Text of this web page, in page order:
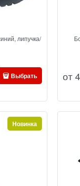
липучка/
Выбрать от
Новинка